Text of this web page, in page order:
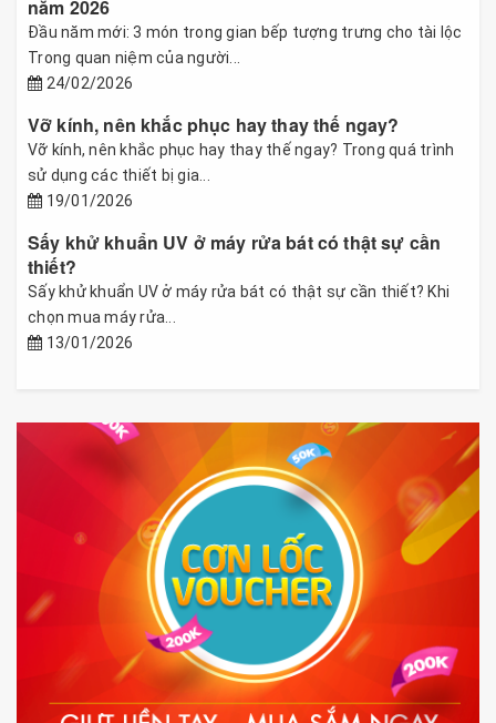
năm 2026
Đầu năm mới: 3 món trong gian bếp tượng trưng cho tài lộc
Trong quan niệm của người...
24/02/2026
Vỡ kính, nên khắc phục hay thay thế ngay?
Vỡ kính, nên khắc phục hay thay thế ngay? Trong quá trình
sử dụng các thiết bị gia...
19/01/2026
Sấy khử khuẩn UV ở máy rửa bát có thật sự cần
thiết?
Sấy khử khuẩn UV ở máy rửa bát có thật sự cần thiết? Khi
chọn mua máy rửa...
13/01/2026